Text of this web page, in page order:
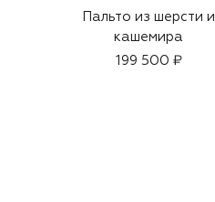
Пальто из шерсти и
кашемира
199 500 ₽